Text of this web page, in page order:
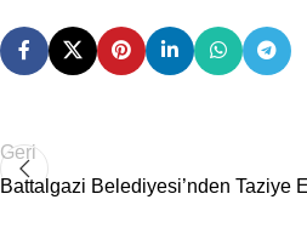
Geri
Battalgazi Belediyesi’nden Taziye